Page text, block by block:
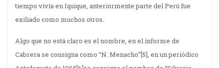
tiempo vivía en Iquique, anteriormente parte del Perú fue
exiliado como muchos otros.
Algo que no está claro es el nombre, en el informe de
Cabrera se consigna como “N. Menacho”[5], en un periódico